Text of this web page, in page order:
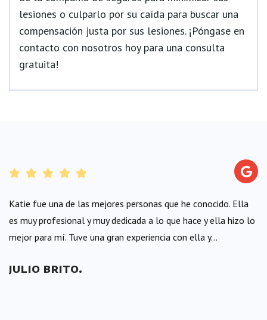
lesiones o culparlo por su caída para buscar una
compensación justa por sus lesiones. ¡Póngase en
contacto con nosotros hoy para una consulta
gratuita!
Katie fue una de las mejores personas que he conocido. Ella
es muy profesional y muy dedicada a lo que hace y ella hizo lo
mejor para mí. Tuve una gran experiencia con ella y...
JULIO BRITO.